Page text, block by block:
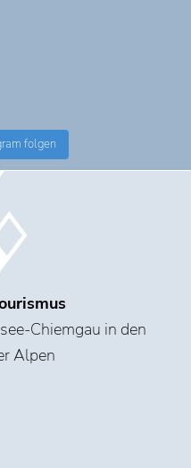
folgen
Chiemgau in den
Alpen